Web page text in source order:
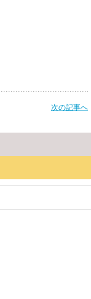
次の記事へ